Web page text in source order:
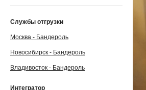
Службы отгрузки
Москва - Бандероль
Новосибирск - Бандероль
Владивосток - Бандероль
Интегратор